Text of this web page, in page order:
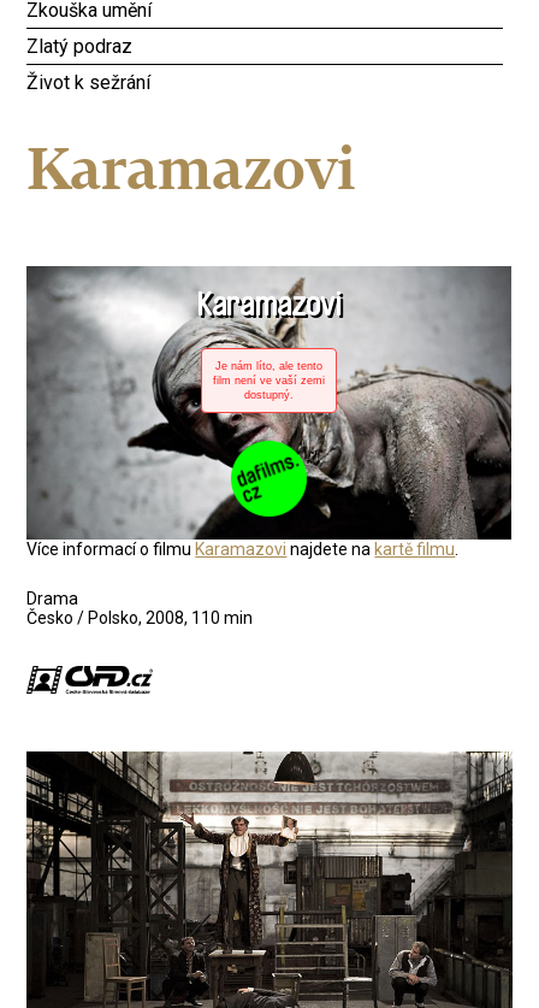
Zkouška umění
Zlatý podraz
Život k sežrání
Karamazovi
Více informací o filmu Karamazovi najdete na kartě filmu
Drama
Česko / Polsko, 2008, 110 min